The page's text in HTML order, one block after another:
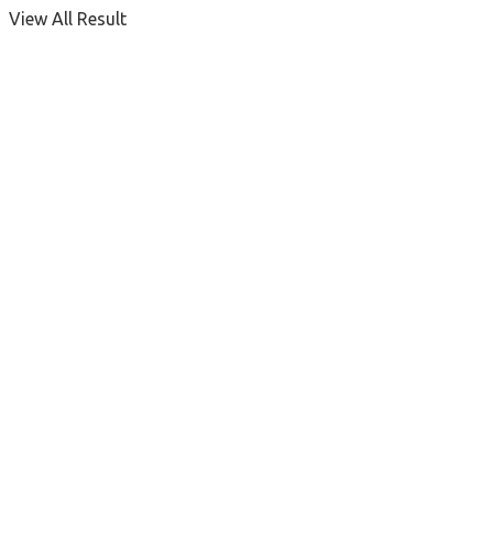
View All Result